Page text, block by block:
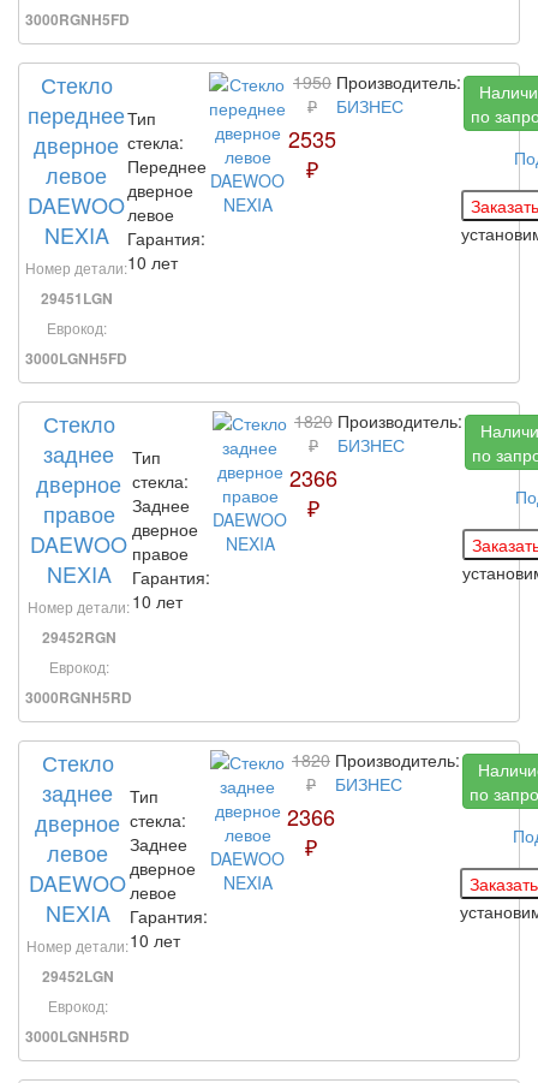
3000RGNH5FD
Стекло
переднее
дверное
левое
DAEWOO
NEXIA
Номер детали:
29451LGN
Еврокод:
3000LGNH5FD
Тип
стекла:
Переднее
дверное
левое
Гарантия:
10 лет
1950
₽
2535
₽
Производитель:
БИЗНЕС
по
Стекло
заднее
дверное
правое
DAEWOO
NEXIA
Номер детали:
29452RGN
Еврокод:
3000RGNH5RD
Тип
стекла:
Заднее
дверное
правое
Гарантия:
10 лет
1820
₽
2366
₽
Производитель:
БИЗНЕС
по
Стекло
заднее
дверное
левое
DAEWOO
NEXIA
Номер детали:
29452LGN
Еврокод:
3000LGNH5RD
Тип
стекла:
Заднее
дверное
левое
Гарантия:
10 лет
1820
₽
2366
₽
Производитель:
БИЗНЕС
по